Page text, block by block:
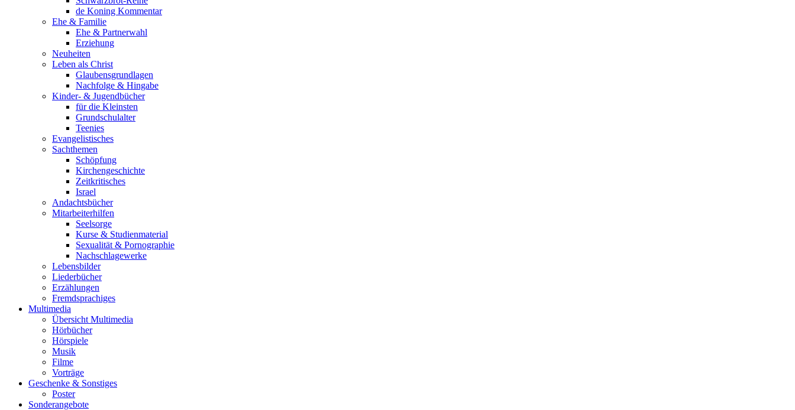
de Koning Kommentar
Ehe & Familie
Ehe & Partnerwahl
Erziehung
Neuheiten
Leben als Christ
Glaubensgrundlagen
Nachfolge & Hingabe
Kinder- & Jugendbücher
für die Kleinsten
Grundschulalter
Teenies
Evangelistisches
Sachthemen
Schöpfung
Kirchengeschichte
Zeitkritisches
Israel
Andachtsbücher
Mitarbeiterhilfen
Seelsorge
Kurse & Studienmaterial
Sexualität & Pornographie
Nachschlagewerke
Lebensbilder
Liederbücher
Erzählungen
Fremdsprachiges
Multimedia
Übersicht Multimedia
Hörbücher
Hörspiele
Musik
Filme
Vorträge
Geschenke & Sonstiges
Poster
Sonderangebote